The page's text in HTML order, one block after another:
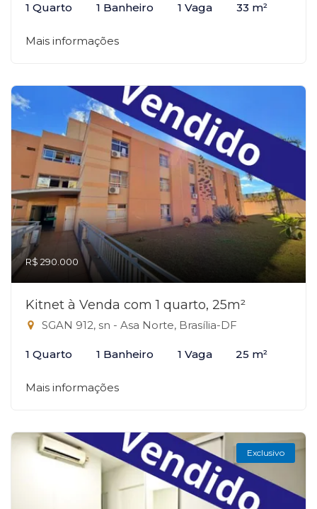
1 Quarto 1 Banheiro 1 Vaga 33 m²
Mais informações
R$ 290.000
Kitnet à Venda com 1 quarto, 25m²
SGAN 912, sn - Asa Norte, Brasília-DF
1 Quarto 1 Banheiro 1 Vaga 25 m²
Mais informações
Exclusivo